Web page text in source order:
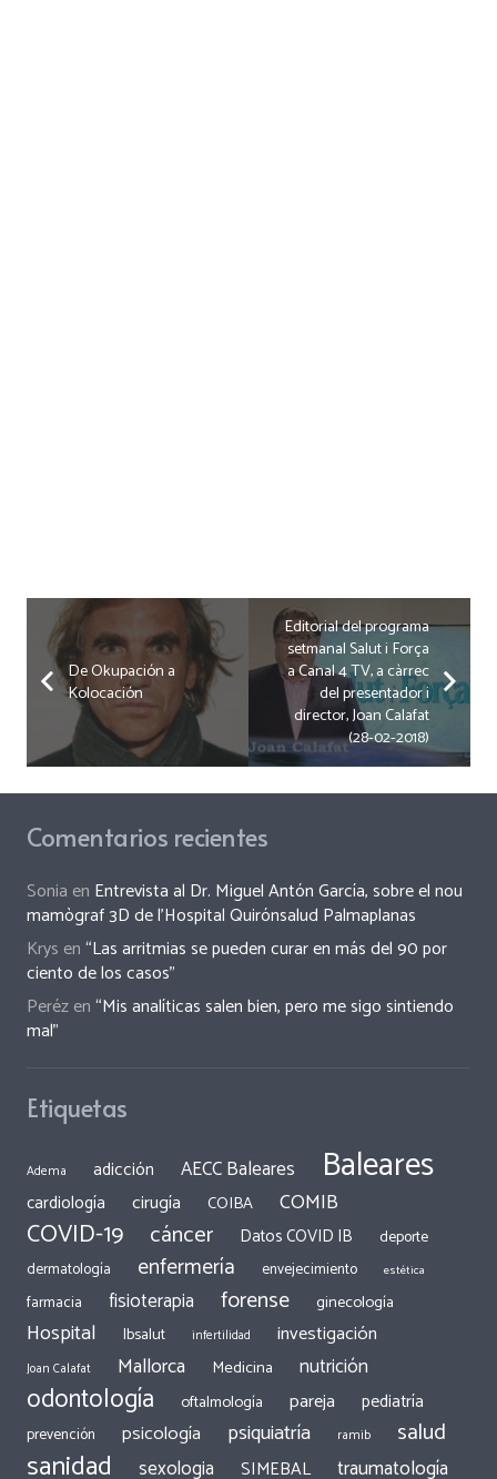
De Okupación a
Kolocación
Editorial del programa
setmanal Salut i Força
a Canal 4 TV, a càrrec
del presentador i
director, Joan Calafat
(28-02-2018)
Comentarios recientes
Sonia en Entrevista al Dr. Miguel Antón García, sobre el nou
mamògraf 3D de l’Hospital Quirónsalud Palmaplanas
Krys en“Las arritmias se pueden curar en más del 90 por
ciento de los casos”
Perézen“Mis analíticas salen bien, pero me sigo sintiendo
mal”
Etiquetas
Adema adicción AECC Baleares Baleares
cardiología cirugía COIBA COMIB
COVID-19 cáncer Datos COVID IB
deporte
dermatología
enfermería envejecimiento estética
farmacia fisioterapia forense ginecología
Hospital Ibsalut infertilidad investigación
Joan Calafat Mallorca Medicina nutrición
odontología oftalmología pareja pediatría
prevención psicología psiquiatría ramib salud
sanidad sexologia SIMEBAL traumatología